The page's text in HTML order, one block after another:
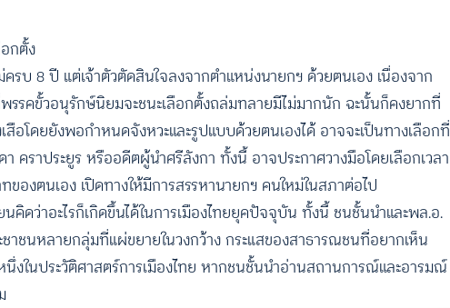
กตั้ง
8 ปี แต่เจ้าตัวตัดสินใจลงจากตำแหน่งนายกฯ ด้วยตนเอง เนื่องจาก
รรคขั้วอนุรักษ์นิยมจะชนะเลือกตั้งถล่มทลายมีไม่มากนัก ฉะนั้นก็คงยากที่
อโดยยังพอกำหนดจังหวะและรูปแบบด้วยตนเองได้ อาจจะเป็นทางเลือกที่
ราประยูร หรืออดีตผู้นำศรีลังกา ทั้งนี้ อาจประกาศวางมือโดยเลือกเวลา
องตนเอง เปิดทางให้มีการสรรหานายกฯ คนใหม่ในสภาต่อไป
นคิดว่าอะไรก็เกิดขึ้นได้ในการเมืองไทยยุคปัจจุบัน ทั้งนี้ ชนชั้นนำและพล.อ.
ชนหลายกลุ่มที่แผ่ขยายในวงกว้าง กระแสของสาธารณชนที่อยากเห็น
ในประวัติศาสตร์การเมืองไทย หากชนชั้นนำอ่านสถานการณ์และอารมณ์